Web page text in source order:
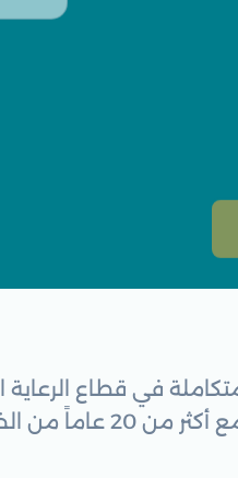
في قطاع الرعاية
عملائنا في جميع أنحاء المملكة